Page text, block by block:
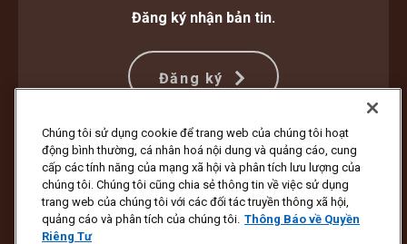
Đăng ký nhận bản tin.
Đăng ký
Bảo vệ Chống Lừa đảo
Điều khoản và Điều kiện
Điều Khoản Sử Dụng Trang Web
Thông Báo về Quyền Riêng Tư
Cài đặt Cookie
Bản quyền ©1994 - 2026 United Parcel Service of America, Inc. Bảo lưu
Chúng tôi sử dụng cookie để trang web của chúng tôi hoạt
động bình thường, cá nhân hoá nội dung và quảng cáo, cung
cấp các tính năng của mạng xã hội và phân tích lưu lượng của
chúng tôi. Chúng tôi cũng chia sẻ thông tin về việc sử dụng
trang web của chúng tôi với các đối tác truyền thông xã hội,
quảng cáo và phân tích của chúng tôi. Thông Báo về Quyền
Riêng Tư